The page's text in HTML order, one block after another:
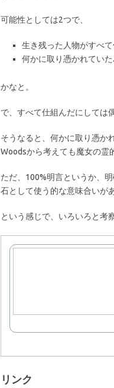
可能性としては2つで、
生き残った人物がすべ
何かに取り憑かれてい
かなと。
で、すべて仕組んだにしては
そうなると、何かに取り憑か
Woodsから考えても魔女の霊
ただ、100%明言というか、
石として使う的な意味合いが
という感じで、いろいろと考
リンク